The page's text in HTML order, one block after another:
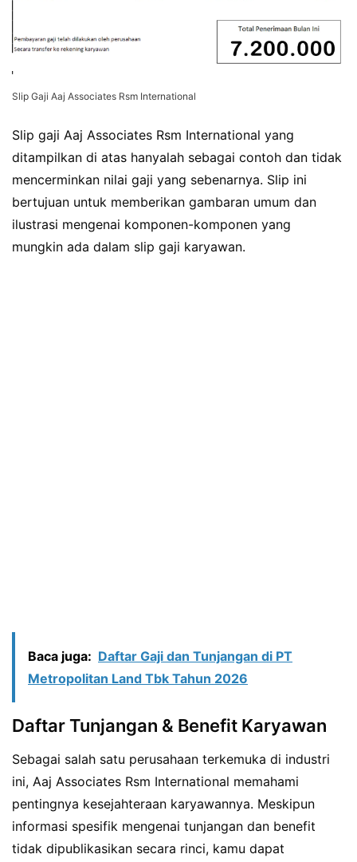
Slip Gaji Aaj Associates Rsm International
Slip gaji Aaj Associates Rsm International yang
ditampilkan di atas hanyalah sebagai contoh dan tidak
mencerminkan nilai gaji yang sebenarnya. Slip ini
bertujuan untuk memberikan gambaran umum dan
ilustrasi mengenai komponen-komponen yang
mungkin ada dalam slip gaji karyawan.
Baca juga: Daftar Gaji dan Tunjangan di PT
Metropolitan Land Tbk Tahun 2026
Daftar Tunjangan & Benefit Karyawan
Sebagai salah satu perusahaan terkemuka di industri
ini, Aaj Associates Rsm International memahami
pentingnya kesejahteraan karyawannya. Meskipun
informasi spesifik mengenai tunjangan dan benefit
tidak dipublikasikan secara rinci, kamu dapat